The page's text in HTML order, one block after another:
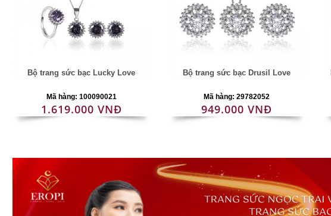
Bộ trang sức bạc Lucky Love
Mã hàng: 100090021
1.619.000 VNĐ
Bộ trang sức bạc Drusil Love
Mã hàng: 29782052
949.000 VNĐ